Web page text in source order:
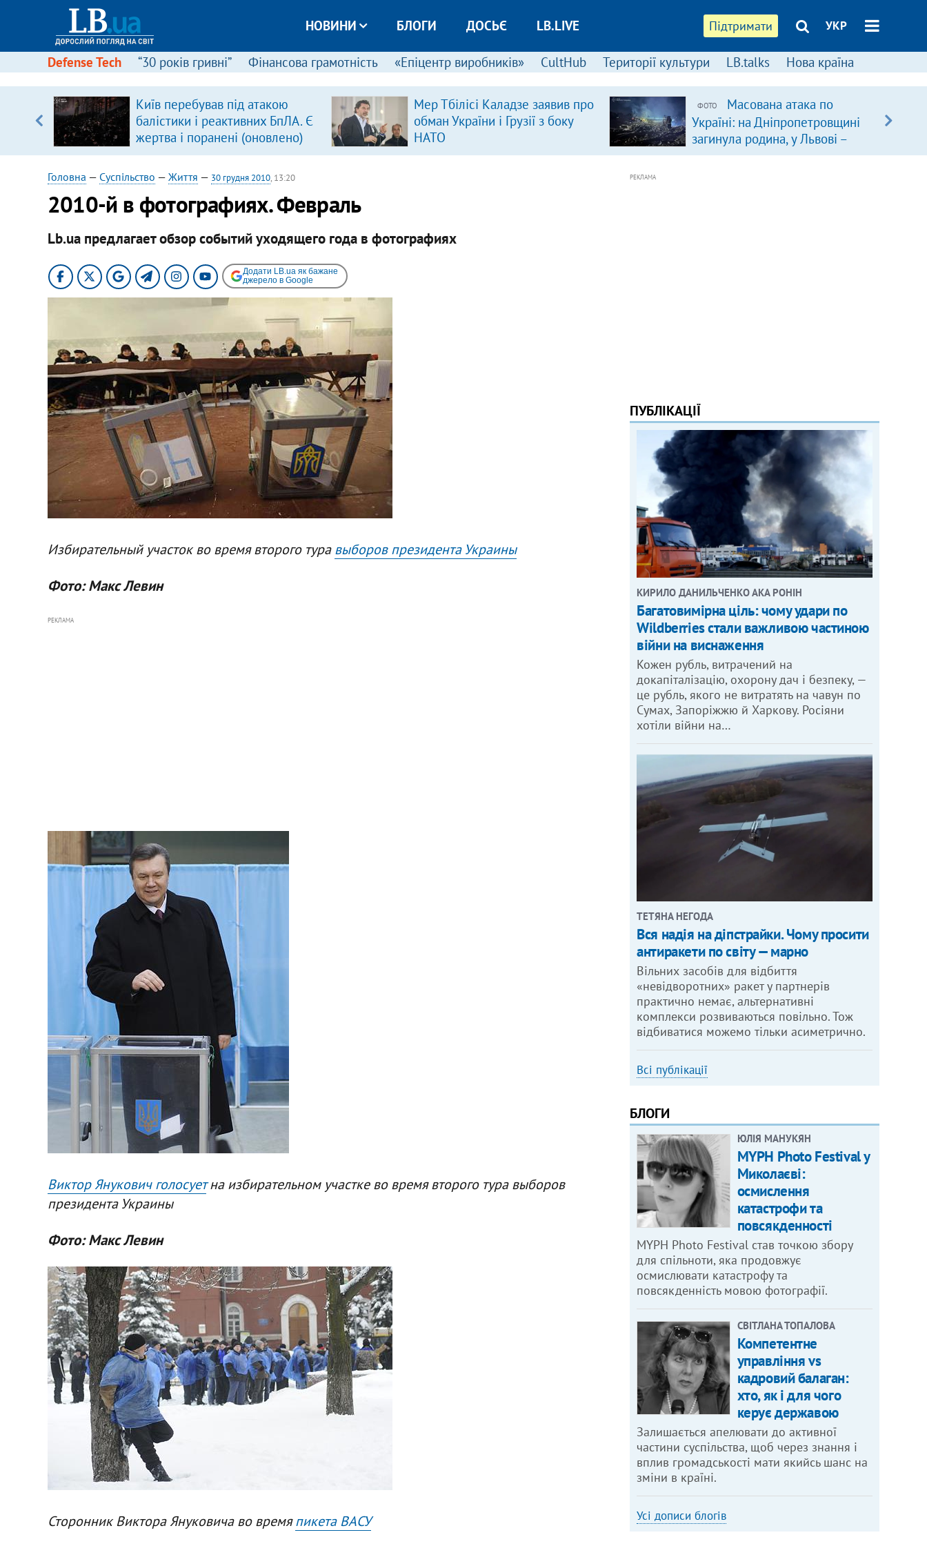
Підтримати УКР
НОВИНИ БЛОГИ ДОСЬЄ LB.LIVE
Defense Tech “30 років гривні” Фінансова грамотність «Епіцентр виробників» CultHub Території культури LB.talks Нова країна
Київ перебував під атакою
балістики і реактивних БпЛА. Є
жертва і поранені (оновлено)
Мер Тбілісі Каладзе заявив про
обман України і Грузії з боку
НАТО
ФОТО
Масована атака по
Україні: на Дніпропетровщині
загинула родина, у Львові –
удар по багатоповерхівках
Головна — Суспільство — Життя — 30 грудня 2010, 13:20
2010-й в фотографиях. Февраль
Lb.ua предлагает обзор событий уходящего года в фотографиях​
Додати LB.ua як бажане
джерело в Google
Избирательный участок во время второго туравыборов президента Украины
Фото: Макс Левин
РЕКЛАМА
Виктор Янукович голосуетна избирательном участке во время второго тура выборов
президента Украины
Фото: Макс Левин
Сторонник Виктора Януковича во времяпикета ВАСУ
РЕКЛАМА
ПУБЛІКАЦІЇ
КИРИЛО ДАНИЛЬЧЕНКО АКА РОНІН
Багатовимірна ціль: чому удари по
Wildberries стали важливою частиною
війни на виснаження
Кожен рубль, витрачений на
докапіталізацію, охорону дач і безпеку, —
це рубль, якого не витратять на чавун по
Сумах, Запоріжжю й Харкову. Росіяни
хотіли війни на…
ТЕТЯНА НЕГОДА
Вся надія на діпстрайки. Чому просити
антиракети по світу — марно
Вільних засобів для відбиття
«невідворотних» ракет у партнерів
практично немає, альтернативні
комплекси розвиваються повільно. Тож
відбиватися можемо тільки асиметрично.
Всі публікації
БЛОГИ
ЮЛІЯ МАНУКЯН
MYPH Photo Festival у
Миколаєві:
осмислення
катастрофи та
повсякденності
MYPH Photo Festival став точкою збору
для спільноти, яка продовжує
осмислювати катастрофу та
повсякденність мовою фотографії.
СВІТЛАНА ТОПАЛОВА
Компетентне
управління vs
кадровий балаган:
хто, як і для чого
керує державою
Залишається апелювати до активної
частини суспільства, щоб через знання і
вплив громадськості мати якийсь шанс на
зміни в країні.
Усі дописи блогів